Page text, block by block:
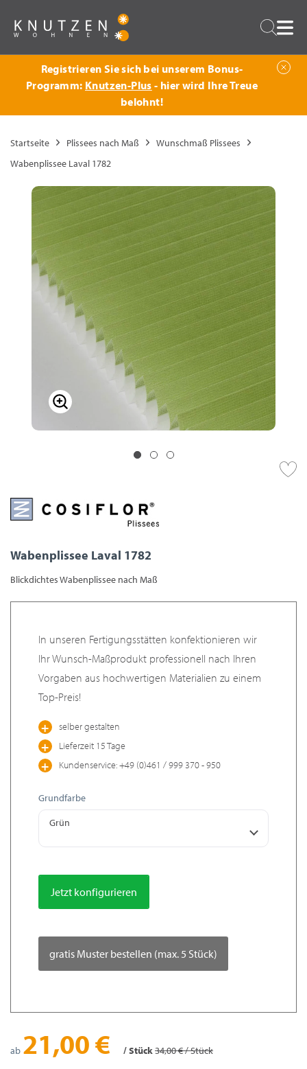
Zurück
Registrieren Sie sich bei unserem Bonus-
Programm: Knutzen-Plus - hier wird Ihre Treue
belohnt!
Startseite Plissees nach Maß
Wunschmaß Plissees
Wabenplissee Laval 1782
Wabenplissee Laval 1782
Blickdichtes Wabenplissee nach Maß
In unseren Fertigungsstätten konfektionieren wir
Ihr Wunsch-Maßprodukt professionell nach Ihren
Vorgaben aus hochwertigen Materialien zu einem
Top-Preis!
selber gestalten
Lieferzeit 15 Tage
Kundenservice: +49 (0)461 / 999 370 - 950
Grundfarbe
Grün
Jetzt konfigurieren
gratis Muster bestellen (max. 5 Stück)
ab 21,00 € / Stück34,00 € / Stück